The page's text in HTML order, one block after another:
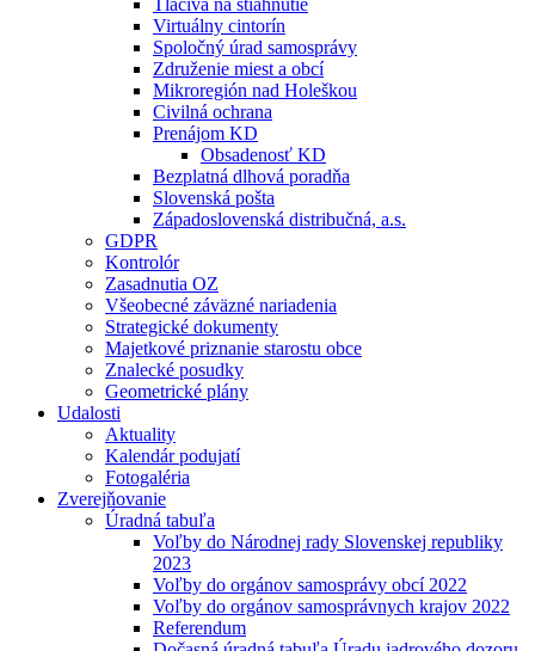
Tlačivá na stiahnutie
Virtuálny cintorín
Spoločný úrad samosprávy
Združenie miest a obcí
Mikroregión nad Holeškou
Civilná ochrana
Prenájom KD
Obsadenosť KD
Bezplatná dlhová poradňa
Slovenská pošta
Západoslovenská distribučná, a.s.
GDPR
Kontrolór
Zasadnutia OZ
Všeobecné záväzné nariadenia
Strategické dokumenty
Majetkové priznanie starostu obce
Znalecké posudky
Geometrické plány
Udalosti
Aktuality
Kalendár podujatí
Fotogaléria
Zverejňovanie
Úradná tabuľa
Voľby do Národnej rady Slovenskej republiky
2023
Voľby do orgánov samosprávy obcí 2022
Voľby do orgánov samosprávnych krajov 2022
Referendum